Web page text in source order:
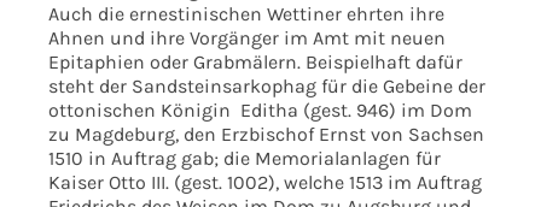
Auch die ernestinischen Wettiner ehrten ihre
Ahnen und ihre Vorgänger im Amt mit neuen
Epitaphien oder Grabmälern. Beispielhaft dafür
steht der Sandsteinsarkophag für die Gebeine der
ottonischen Königin Editha (gest. 946) im Dom
zu Magdeburg, den Erzbischof Ernst von Sachsen
1510 in Auftrag gab; die Memorialanlagen für
Kaiser Otto III. (gest. 1002), welche 1513 im Auftrag